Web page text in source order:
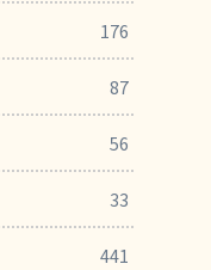
176
87
56
33
441